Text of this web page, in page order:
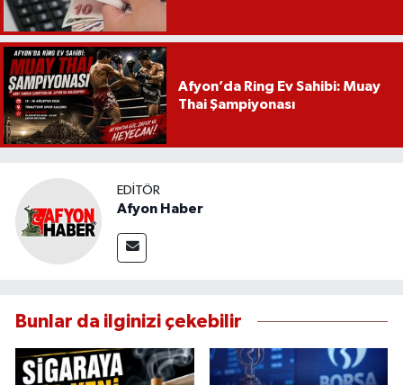
Afyon’da Ring Ev Sahibi: Muay
Thai Şampiyonası
EDITÖR
Afyon Haber
Bunlar da ilginizi çekebilir